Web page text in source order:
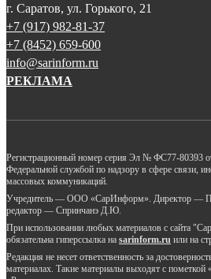
г. Саратов, ул. Горького, 21
+7 (917) 982-81-37
+7 (8452) 659-600
info@sarinform.ru
РЕКЛАМА
Регистрационный номер серия Эл № ФС77-80393
Федеральной службой по надзору в сфере связи,
массовых коммуникаций.
Учредитель — ООО «СарИнформ». Директор —
редактор — Спринчанэ Д.Ю.
При использовании любых материалов с сайта
обязательна гиперссылка на sarinform.ru или на
Редакция не несет ответственность за
материалах. Такие материалы выходят с пометкой